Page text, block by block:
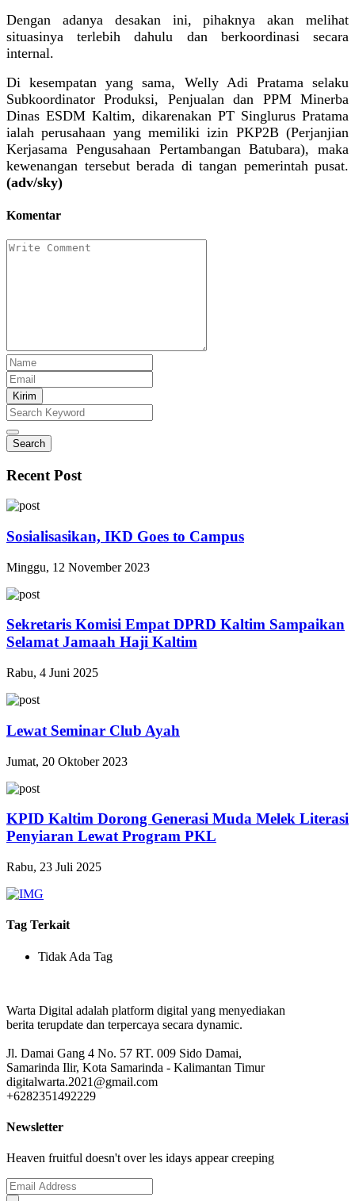
Dengan adanya desakan ini, pihaknya akan melihat
situasinya terlebih dahulu dan berkoordinasi secara
internal.
Di kesempatan yang sama, Welly Adi Pratama selaku
Subkoordinator Produksi, Penjualan dan PPM Minerba
Dinas ESDM Kaltim, dikarenakan PT Singlurus Pratama
ialah perusahaan yang memiliki izin PKP2B (Perjanjian
Kerjasama Pengusahaan Pertambangan Batubara), maka
kewenangan tersebut berada di tangan pemerintah pusat.
(adv/sky)
Komentar
Kirim
Search
Recent Post
Sosialisasikan, IKD Goes to Campus
Minggu, 12 November 2023
Sekretaris Komisi Empat DPRD Kaltim Sampaikan
Selamat Jamaah Haji Kaltim
Rabu, 4 Juni 2025
Lewat Seminar Club Ayah
Jumat, 20 Oktober 2023
KPID Kaltim Dorong Generasi Muda Melek Literasi
Penyiaran Lewat Program PKL
Rabu, 23 Juli 2025
Tag Terkait
Tidak Ada Tag
Warta Digital adalah platform digital yang menyediakan
berita terupdate dan terpercaya secara dynamic.
Jl. Damai Gang 4 No. 57 RT. 009 Sido Damai,
Samarinda Ilir, Kota Samarinda - Kalimantan Timur
digitalwarta.2021@gmail.com
+6282351492229
Newsletter
Heaven fruitful doesn't over les idays appear creeping